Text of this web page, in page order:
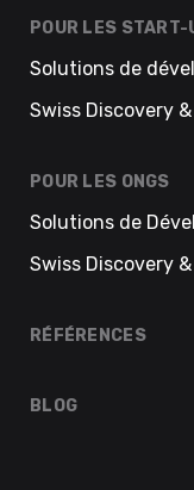
POUR LES START-
Solutions de
Swiss Discovery
POUR LES ONGS
Solutions de
Swiss Discovery
RÉFÉRENCES
BLOG